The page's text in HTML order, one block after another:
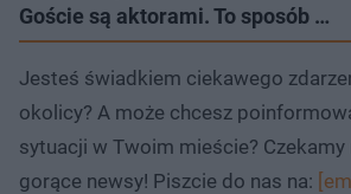
Goście są aktorami. To sposób …
Jesteś świadkiem ciekawego
okolicy? A może chcesz
sytuacji w Twoim mieście? Czekamy
gorące newsy! Piszcie do nas na: